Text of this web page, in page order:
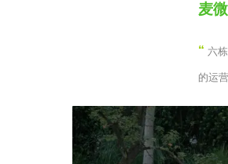
麦微
“ 六
的运